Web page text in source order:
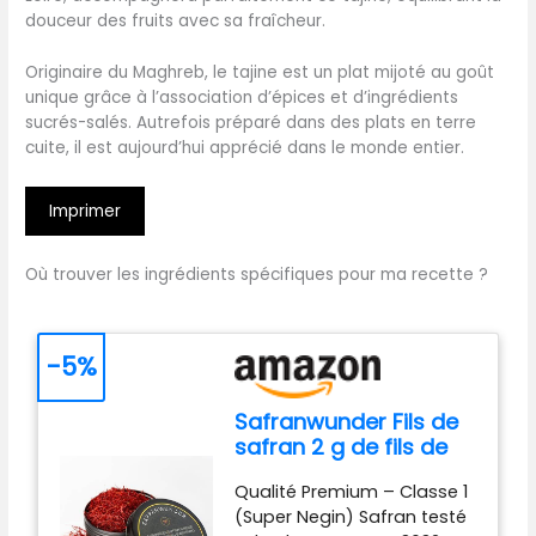
douceur des fruits avec sa fraîcheur.
Originaire du Maghreb, le tajine est un plat mijoté au goût
unique grâce à l’association d’épices et d’ingrédients
sucrés-salés. Autrefois préparé dans des plats en terre
cuite, il est aujourd’hui apprécié dans le monde entier.
Imprimer
Où trouver les ingrédients spécifiques pour ma recette ?
Safranwunder Fils de
safran 2 g de fils de
supérieure - Classe 1
(Super Negin)
Qualité Premium – Classe 1
(Super Negin) Safran testé
-5%